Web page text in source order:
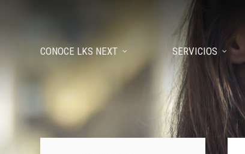
CONOCE LKS NEXT SERVICIOS